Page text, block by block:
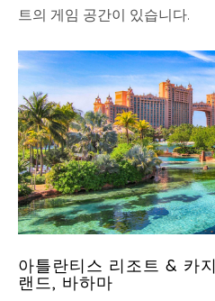
트의 게임 공간이 있습니다.
아틀란티스 리조트 & 카
랜드, 바하마